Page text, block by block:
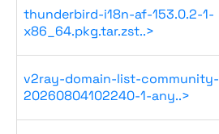
thunderbird-i18n-af-153.0.2-1-
x86_64.pkg.tar.zst..>
v2ray-domain-list-community-
20260804102240-1-any..>